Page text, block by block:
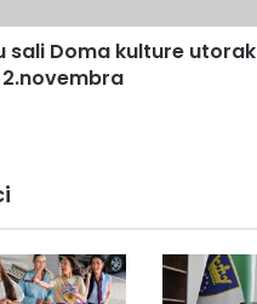
sali Doma kulture utorak
2.novembra